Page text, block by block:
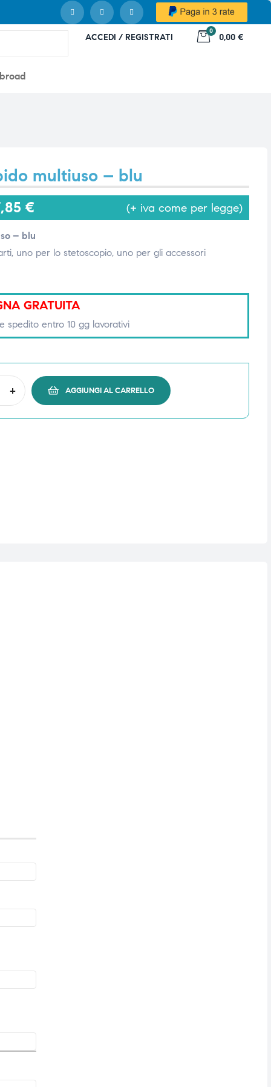
ACCEDI / REGISTRATI
0
0,00 €
multiuso – blu
€ (+ iva come per legge)
– blu
uno per lo stetoscopio, uno per gli accessori
GRATUITA
spedito entro 10 gg lavorativi
+ AGGIUNGI AL CARRELLO